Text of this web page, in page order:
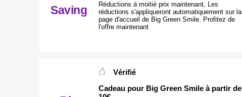
Saving
Réductions à moitié prix maintenant, Les
réductions s'appliqueront automatiquement sur la
page d'accueil de Big Green Smile. Profitez de
l'offre maintenant
Vérifié
Cadeau pour Big Green Smile à partir de